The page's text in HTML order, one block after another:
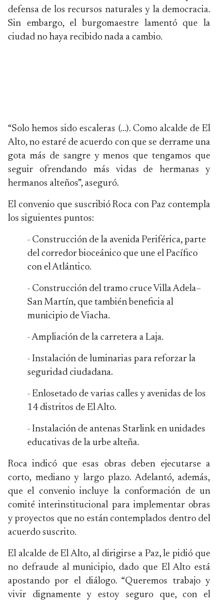
defensa de los recursos naturales y la democracia.
Sin embargo, el burgomaestre lamentó que la
ciudad no haya recibido nada a cambio.
“Solo hemos sido escaleras (...). Como alcalde de El
Alto, no estaré de acuerdo con que se derrame una
gota más de sangre y menos que tengamos que
seguir ofrendando más vidas de hermanas y
hermanos alteños”, aseguró.
El convenio que suscribió Roca con Paz contempla
los siguientes puntos:
- Construcción de la avenida Periférica, parte
del corredor bioceánico que une el Pacífico
con el Atlántico.
- Construcción del tramo cruce Villa Adela–
San Martín, que también beneficia al
municipio de Viacha.
- Ampliación de la carretera a Laja.
- Instalación de luminarias para reforzar la
seguridad ciudadana.
- Enlosetado de varias calles y avenidas de los
14 distritos de El Alto.
- Instalación de antenas Starlink en unidades
educativas de la urbe alteña.
Roca indicó que esas obras deben ejecutarse a
corto, mediano y largo plazo. Adelantó, además,
que el convenio incluye la conformación de un
comité interinstitucional para implementar obras
y proyectos que no están contemplados dentro del
acuerdo suscrito.
El alcalde de El Alto, al dirigirse a Paz, le pidió que
no defraude al municipio, dado que El Alto está
apostando por el diálogo. “Queremos trabajo y
vivir dignamente y estoy seguro que, con el